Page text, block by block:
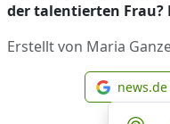
der talentierten Frau?
Erstellt von Maria